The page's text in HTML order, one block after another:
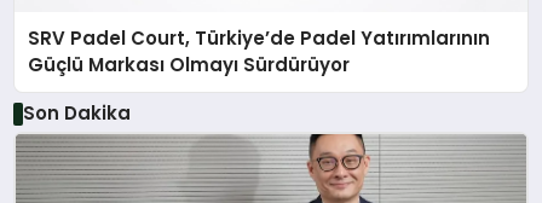
SRV Padel Court, Türkiye’de Padel Yatırımlarının
Güçlü Markası Olmayı Sürdürüyor
Son Dakika